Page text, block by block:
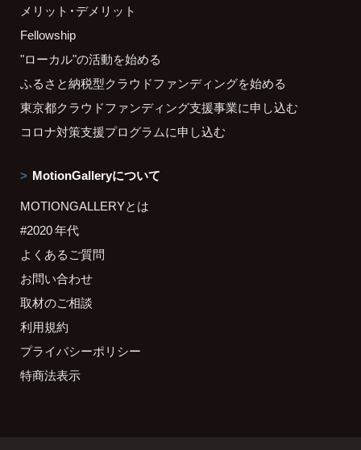
メリット・デメリット
Fellowship
"ローカル"の活動を始める
ふるさと納税型クラウドファンディングを始める
東京都クラウドファンディング支援事業に申し込む
コロナ対策支援プログラムに申し込む
MotionGalleryについて
MOTIONGALLERYとは
#2020 年代
よくあるご質問
お問い合わせ
取材のご相談
利用規約
プライバシーポリシー
特商法表示